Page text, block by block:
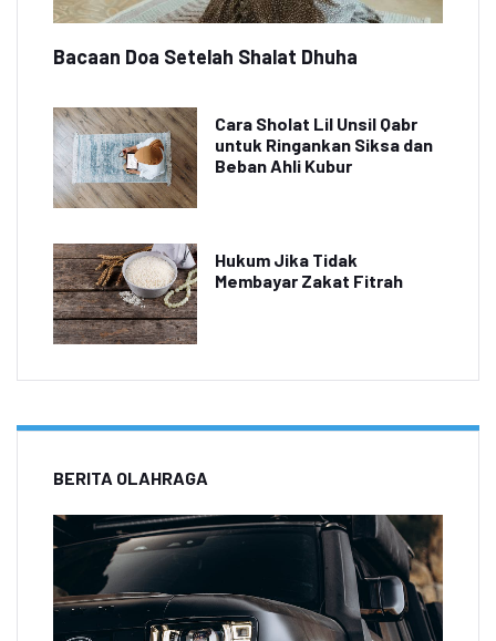
Bacaan Doa Setelah Shalat Dhuha
Cara Sholat Lil Unsil Qabr
untuk Ringankan Siksa dan
Beban Ahli Kubur
Hukum Jika Tidak
Membayar Zakat Fitrah
BERITA OLAHRAGA